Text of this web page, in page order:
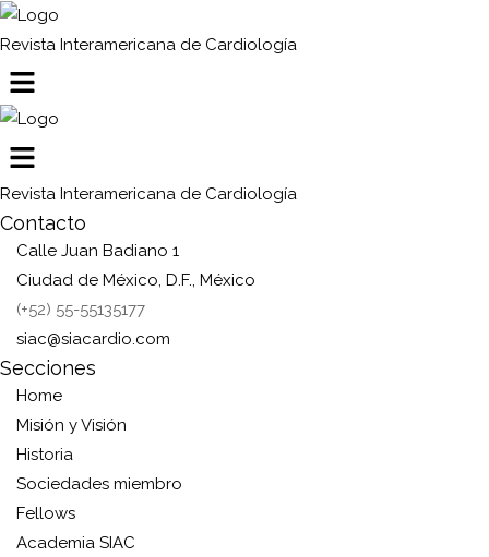
Revista Interamericana de Cardiología
Revista Interamericana de Cardiología
Contacto
Calle Juan Badiano 1
Ciudad de México, D.F., México
(+52) 55-55135177
siac@siacardio.com
Secciones
Home
Misión y Visión
Historia
Sociedades miembro
Fellows
Academia SIAC